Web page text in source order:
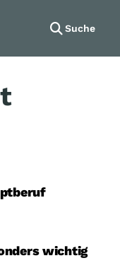
Suche
wichtig